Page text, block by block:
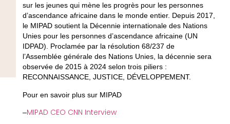
sur les jeunes qui mène les progrès pour les personnes
d’ascendance africaine dans le monde entier. Depuis 2017,
le MIPAD soutient la Décennie internationale des Nations
Unies pour les personnes d’ascendance africaine (UN
IDPAD). Proclamée par la résolution 68/237 de
l’Assemblée générale des Nations Unies, la décennie sera
observée de 2015 à 2024 selon trois piliers :
RECONNAISSANCE, JUSTICE, DÉVELOPPEMENT.
Pour en savoir plus sur MIPAD
–MIPAD CEO CNN Interview